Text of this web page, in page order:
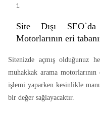
Site Dışı SEO`da
Motorlarının eri
Sitenizde açmış olduğunuz
muhakkak arama
işlemi yaparken kesinlikle
bir değer sağlayacaktır.